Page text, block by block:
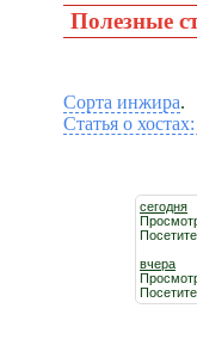
Полезные
Сорта инжира.
Статья о
сегодня
вчера